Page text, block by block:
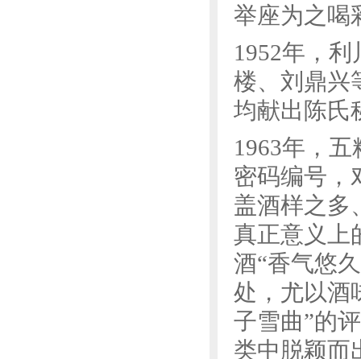
举座为之喝
1952年，
楼、刘鼎兴
均献出陈氏
1963年，
密码编号，
盖酒样之多
真正意义上
酒“香气悠
处，尤以酒
子雪曲”的
类中脱颖而